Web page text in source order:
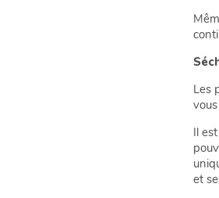
Les
Il
et